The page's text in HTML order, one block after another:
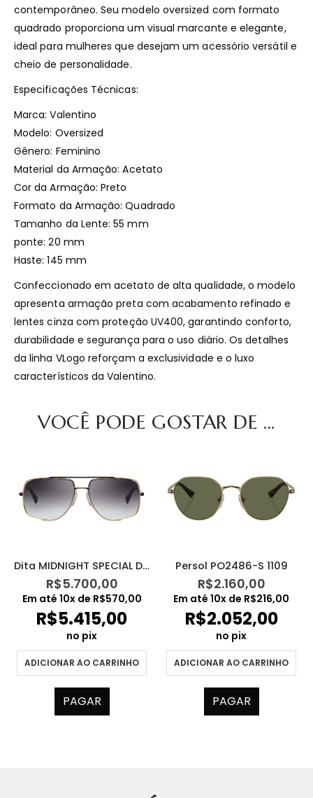
contemporâneo. Seu modelo oversized com formato
quadrado proporciona um visual marcante e elegante,
ideal para mulheres que desejam um acessório versátil e
cheio de personalidade.
Especificações Técnicas:
Marca: Valentino
Modelo: Oversized
Gênero: Feminino
Material da Armação: Acetato
Cor da Armação: Preto
Formato da Armação: Quadrado
Tamanho da Lente: 55 mm
ponte: 20 mm
Haste: 145 mm
Confeccionado em acetato de alta qualidade, o modelo
apresenta armação preta com acabamento refinado e
lentes cinza com proteção UV400, garantindo conforto,
durabilidade e segurança para o uso diário. Os detalhes
da linha VLogo reforçam a exclusividade e o luxo
característicos da Valentino.
VOCÊ PODE GOSTAR DE ...
Dita MIDNIGHT SPECIAL DRX2010M
R$5.700,00
Em até 10x de R$570,00
R$5.415,00
no pix
ADICIONAR AO CARRINHO
PAGAR
Persol PO2486-S 1109
R$2.160,00
Em até 10x de R$216,00
R$2.052,00
no pix
ADICIONAR AO CARRINHO
PAGAR